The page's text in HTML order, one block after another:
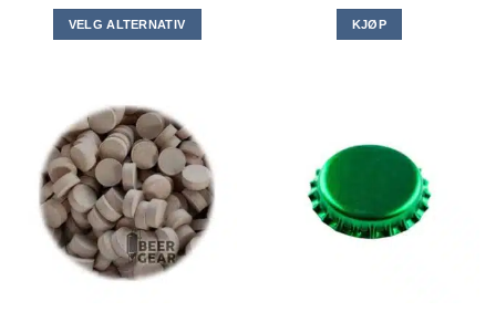
VELG ALTERNATIV
flere
varianter.
Alternativene
kan
velges
på
produktsiden
KJØP